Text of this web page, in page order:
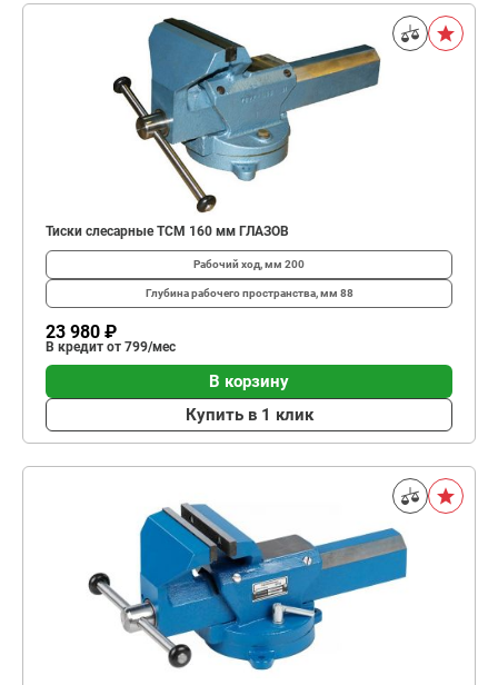
Тиски слесарные TCМ 160 мм ГЛАЗОВ
Рабочий ход, мм 200
Глубина рабо­чего простран­ства, мм 88
23 980 ₽
В кредит от 799/мес
В корзину
Купить в 1 клик